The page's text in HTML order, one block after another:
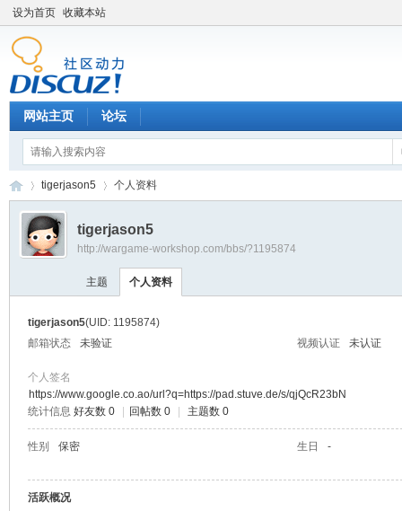
设为首页 收藏本站
网站主页 论坛
›
tigerjason5 个人资料
tigerjason5
http://wargame-workshop.com/bbs/?1195874
主题 个人资料
tigerjason5(UID: 1195874)
邮箱状态
未验证 视频认证 未认证
个人签名
https://www.google.co.ao/url?q=https://pad.stuve.de/s/qjQcR23bN
统计信息 好友数 0 回帖数 0 主题数 0
性别 保密 生日 -
活跃概况